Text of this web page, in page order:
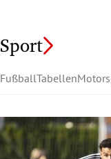
Sport
FußballTabellen